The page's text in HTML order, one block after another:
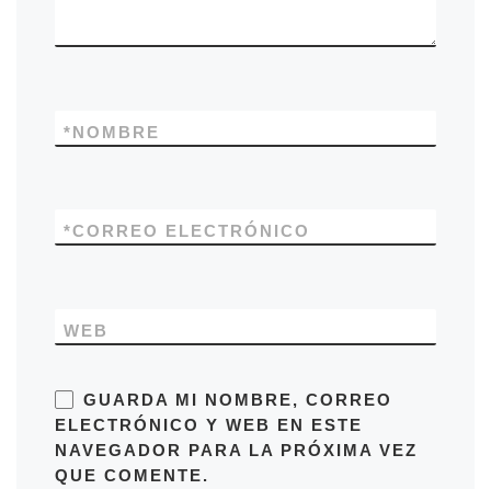
NOMBRE
*
CORREO ELECTRÓNICO
*
WEB
GUARDA MI NOMBRE, CORREO
ELECTRÓNICO Y WEB EN ESTE
NAVEGADOR PARA LA PRÓXIMA VEZ
QUE COMENTE.